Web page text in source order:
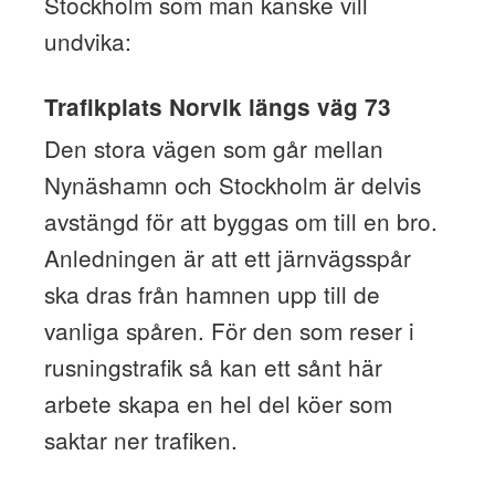
undvika:
Trafikplats Norvik längs väg 73
Den stora vägen som går mellan
Nynäshamn och Stockholm är delvis
avstängd för att byggas om till en bro.
Anledningen är att ett järnvägsspår
ska dras från hamnen upp till de
vanliga spåren. För den som reser i
rusningstrafik så kan ett sånt här
arbete skapa en hel del köer som
saktar ner trafiken.